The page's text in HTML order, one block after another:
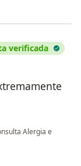
verificada
Alergia e